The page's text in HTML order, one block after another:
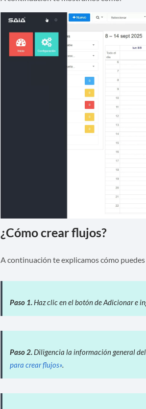
¿Cómo crear flujos?
A continuación te explicamos cómo
Paso 1. Haz clic en el botón de Adicionar e
Paso 2. Diligencia la información general
para crear flujos»